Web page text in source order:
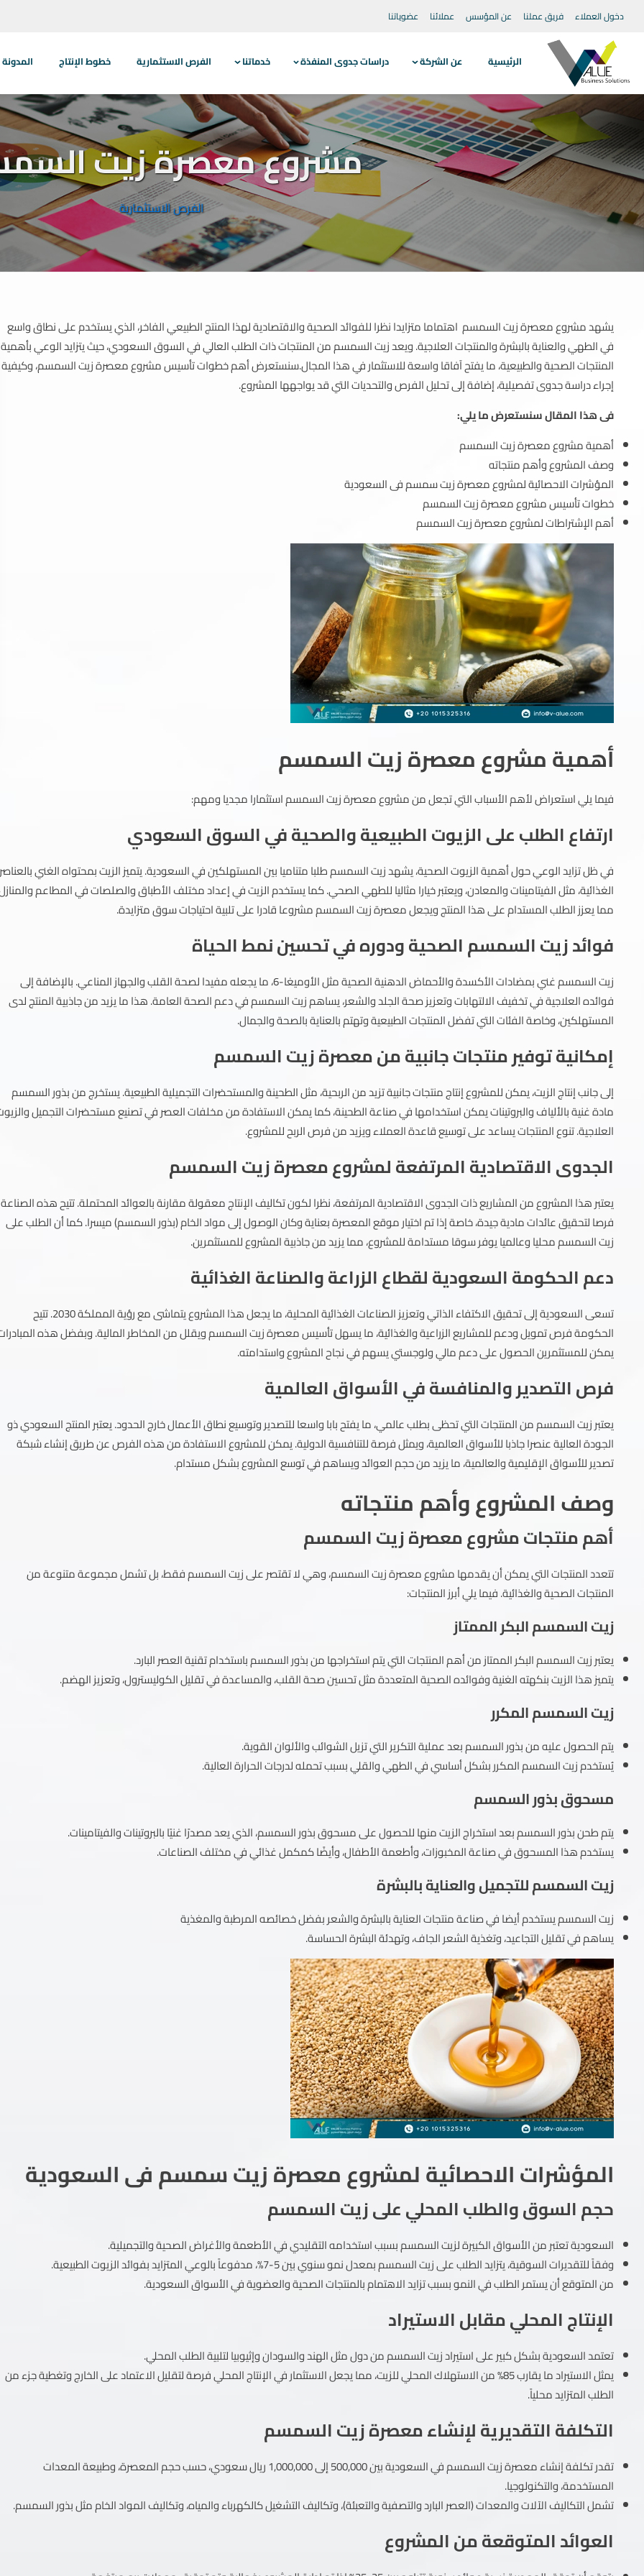
دخول العملاء فريق عملنا عن المؤسس عملائنا عضوياتنا
الرئيسية عن الشركة دراسات جدوى المنفذة خدماتنا الفرص الاستثمارية خطوط الإنتاج المدونة
مشروع معصرة زيت
الفرص الاستثمارية
يشهد مشروع معصرة زيت السمسم اهتماما متزايدا نظرا للفوائد الصحية والاقتصادية لهذا المنتج الطبيعي الفاخر، الذي يستخدم على نطاق واسع
في الطهي والعناية بالبشرة والمنتجات العلاجية. ويعد زيت السمسم من المنتجات ذات الطلب العالي في السوق السعودي، حيث يتزايد الوعي بأهمية
المنتجات الصحية والطبيعية، ما يفتح آفاقا واسعة للاستثمار في هذا المجال.سنستعرض أهم خطوات تأسيس مشروع معصرة زيت السمسم، وكيفية
إجراء دراسة جدوى تفصيلية، إضافة إلى تحليل الفرص والتحديات التي قد يواجهها المشروع.
فى هذا المقال سنستعرض ما يلي:
أهمية مشروع معصرة زيت السمسم
وصف المشروع وأهم منتجاته
المؤشرات الاحصائية لمشروع معصرة زيت سمسم فى السعودية
خطوات تأسيس مشروع معصرة زيت السمسم
أهم الإشتراطات لمشروع معصرة زيت السمسم
أهمية مشروع معصرة زيت السمسم
فيما يلي استعراض لأهم الأسباب التي تجعل من مشروع معصرة زيت السمسم استثمارا مجديا ومهم:
ارتفاع الطلب على الزيوت الطبيعية والصحية في السوق السعودي
في ظل تزايد الوعي حول أهمية الزيوت الصحية، يشهد زيت السمسم طلبا متناميا بين المستهلكين في السعودية. يتميز الزيت بمحتواه الغني بالعناصر
الغذائية، مثل الفيتامينات والمعادن، ويعتبر خيارا مثاليا للطهي الصحي. كما يستخدم الزيت في إعداد مختلف الأطباق والصلصات في المطاعم
مما يعزز الطلب المستدام على هذا المنتج ويجعل معصرة زيت السمسم مشروعا قادرا على تلبية احتياجات سوق متزايدة.
فوائد زيت السمسم الصحية ودوره في تحسين نمط الحياة
زيت السمسم غني بمضادات الأكسدة والأحماض الدهنية الصحية مثل الأوميغا-6، ما يجعله مفيدا لصحة القلب والجهاز المناعي. بالإضافة إلى
فوائده العلاجية في تخفيف الالتهابات وتعزيز صحة الجلد والشعر، يساهم زيت السمسم في دعم الصحة العامة. هذا ما يزيد من جاذبية المنتج لدى
المستهلكين، وخاصة الفئات التي تفضل المنتجات الطبيعية وتهتم بالعناية بالصحة والجمال.
إمكانية توفير منتجات جانبية من معصرة زيت السمسم
إلى جانب إنتاج الزيت، يمكن للمشروع إنتاج منتجات جانبية تزيد من الربحية، مثل الطحينة والمستحضرات التجميلية الطبيعية. يستخرج من بذور السمسم
مادة غنية بالألياف والبروتينات يمكن استخدامها في صناعة الطحينة، كما يمكن الاستفادة من مخلفات العصر في تصنيع مستحضرات التجميل
العلاجية. تنوع المنتجات يساعد على توسيع قاعدة العملاء ويزيد من فرص الربح للمشروع.
الجدوى الاقتصادية المرتفعة لمشروع معصرة زيت السمسم
يعتبر هذا المشروع من المشاريع ذات الجدوى الاقتصادية المرتفعة، نظرا لكون تكاليف الإنتاج معقولة مقارنة بالعوائد المحتملة. تتيح هذه الصناعة
فرصا لتحقيق عائدات مادية جيدة، خاصة إذا تم اختيار موقع المعصرة بعناية وكان الوصول إلى مواد الخام (بذور السمسم) ميسرا. كما أن الطلب على
زيت السمسم محليا وعالميا يوفر سوقا مستدامة للمشروع، مما يزيد من جاذبية المشروع للمستثمرين.
دعم الحكومة السعودية لقطاع الزراعة والصناعة الغذائية
تسعى السعودية إلى تحقيق الاكتفاء الذاتي وتعزيز الصناعات الغذائية المحلية، ما يجعل هذا المشروع يتماشى مع رؤية المملكة 2030. تتيح
الحكومة فرص تمويل ودعم للمشاريع الزراعية والغذائية، ما يسهل تأسيس معصرة زيت السمسم ويقلل من المخاطر المالية. وبفضل هذه
يمكن للمستثمرين الحصول على دعم مالي ولوجستي يسهم في نجاح المشروع واستدامته.
فرص التصدير والمنافسة في الأسواق العالمية
يعتبر زيت السمسم من المنتجات التي تحظى بطلب عالمي، ما يفتح بابا واسعا للتصدير وتوسيع نطاق الأعمال خارج الحدود. يعتبر المنتج السعودي ذو
الجودة العالية عنصرا جاذبا للأسواق العالمية، ويمثل فرصة للتنافسية الدولية. يمكن للمشروع الاستفادة من هذه الفرص عن طريق إنشاء شبكة
تصدير للأسواق الإقليمية والعالمية، ما يزيد من حجم العوائد ويساهم في توسع المشروع بشكل مستدام.
وصف المشروع وأهم منتجاته
أهم منتجات مشروع معصرة زيت السمسم
تتعدد المنتجات التي يمكن أن يقدمها مشروع معصرة زيت السمسم، وهي لا تقتصر على زيت السمسم فقط، بل تشمل مجموعة متنوعة من
المنتجات الصحية والغذائية. فيما يلي أبرز المنتجات:
زيت السمسم البكر الممتاز
يعتبر زيت السمسم البكر الممتاز من أهم المنتجات التي يتم استخراجها من بذور السمسم باستخدام تقنية العصر البارد.
يتميز هذا الزيت بنكهته الغنية وفوائده الصحية المتعددة مثل تحسين صحة القلب، والمساعدة في تقليل الكوليسترول، وتعزيز الهضم.
زيت السمسم المكرر
يتم الحصول عليه من بذور السمسم بعد عملية التكرير التي تزيل الشوائب والألوان القوية.
يُستخدم زيت السمسم المكرر بشكل أساسي في الطهي والقلي بسبب تحمله لدرجات الحرارة العالية.
مسحوق بذور السمسم
يتم طحن بذور السمسم بعد استخراج الزيت منها للحصول على مسحوق بذور السمسم، الذي يعد مصدرًا غنيًا بالبروتينات والفيتامينات.
يستخدم هذا المسحوق في صناعة المخبوزات، وأطعمة الأطفال، وأيضًا كمكمل غذائي في مختلف الصناعات.
زيت السمسم للتجميل والعناية بالبشرة
زيت السمسم يستخدم أيضا في صناعة منتجات العناية بالبشرة والشعر بفضل خصائصه المرطبة والمغذية
يساهم في تقليل التجاعيد، وتغذية الشعر الجاف، وتهدئة البشرة الحساسة.
المؤشرات الاحصائية لمشروع معصرة زيت سمسم فى السعودية
حجم السوق والطلب المحلي على زيت السمسم
السعودية تعتبر من الأسواق الكبيرة لزيت السمسم بسبب استخدامه التقليدي في الأطعمة والأغراض الصحية والتجميلية.
وفقاً للتقديرات السوقية، يتزايد الطلب على زيت السمسم بمعدل نمو سنوي بين 5-7%، مدفوعاً بالوعي المتزايد بفوائد الزيوت الطبيعية.
من المتوقع أن يستمر الطلب في النمو بسبب تزايد الاهتمام بالمنتجات الصحية والعضوية في الأسواق السعودية.
الإنتاج المحلي مقابل الاستيراد
تعتمد السعودية بشكل كبير على استيراد زيت السمسم من دول مثل الهند والسودان وإثيوبيا لتلبية الطلب المحلي.
يمثل الاستيراد ما يقارب 85% من الاستهلاك المحلي للزيت، مما يجعل الاستثمار في الإنتاج المحلي فرصة لتقليل الاعتماد على الخارج وتغطية جزء من
الطلب المتزايد محلياً.
التكلفة التقديرية لإنشاء معصرة زيت السمسم
تقدر تكلفة إنشاء معصرة زيت السمسم في السعودية بين 500,000 إلى 1,000,000 ريال سعودي، حسب حجم المعصرة، وطبيعة المعدات
المستخدمة، والتكنولوجيا.
تشمل التكاليف الآلات والمعدات (العصر البارد والتصفية والتعبئة)، وتكاليف التشغيل كالكهرباء والمياه، وتكاليف المواد الخام مثل بذور السمسم.
العوائد المتوقعة من المشروع